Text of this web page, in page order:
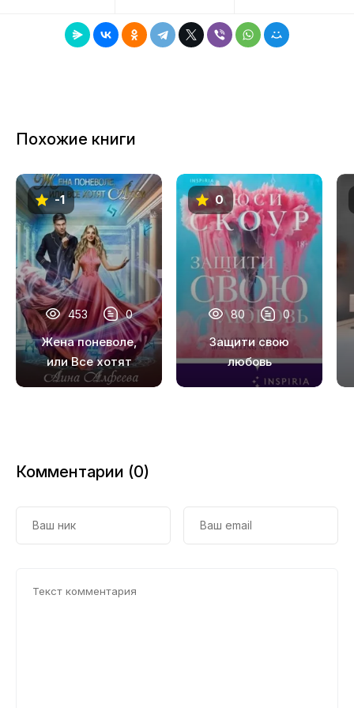
12
13
14
15
16
17
18
19
20
23
24
27
Похожие книги
-1
453 0
Жена поневоле,
или Все хотят
Люси
0
80 0
Защити свою
любовь
Комментарии (0)